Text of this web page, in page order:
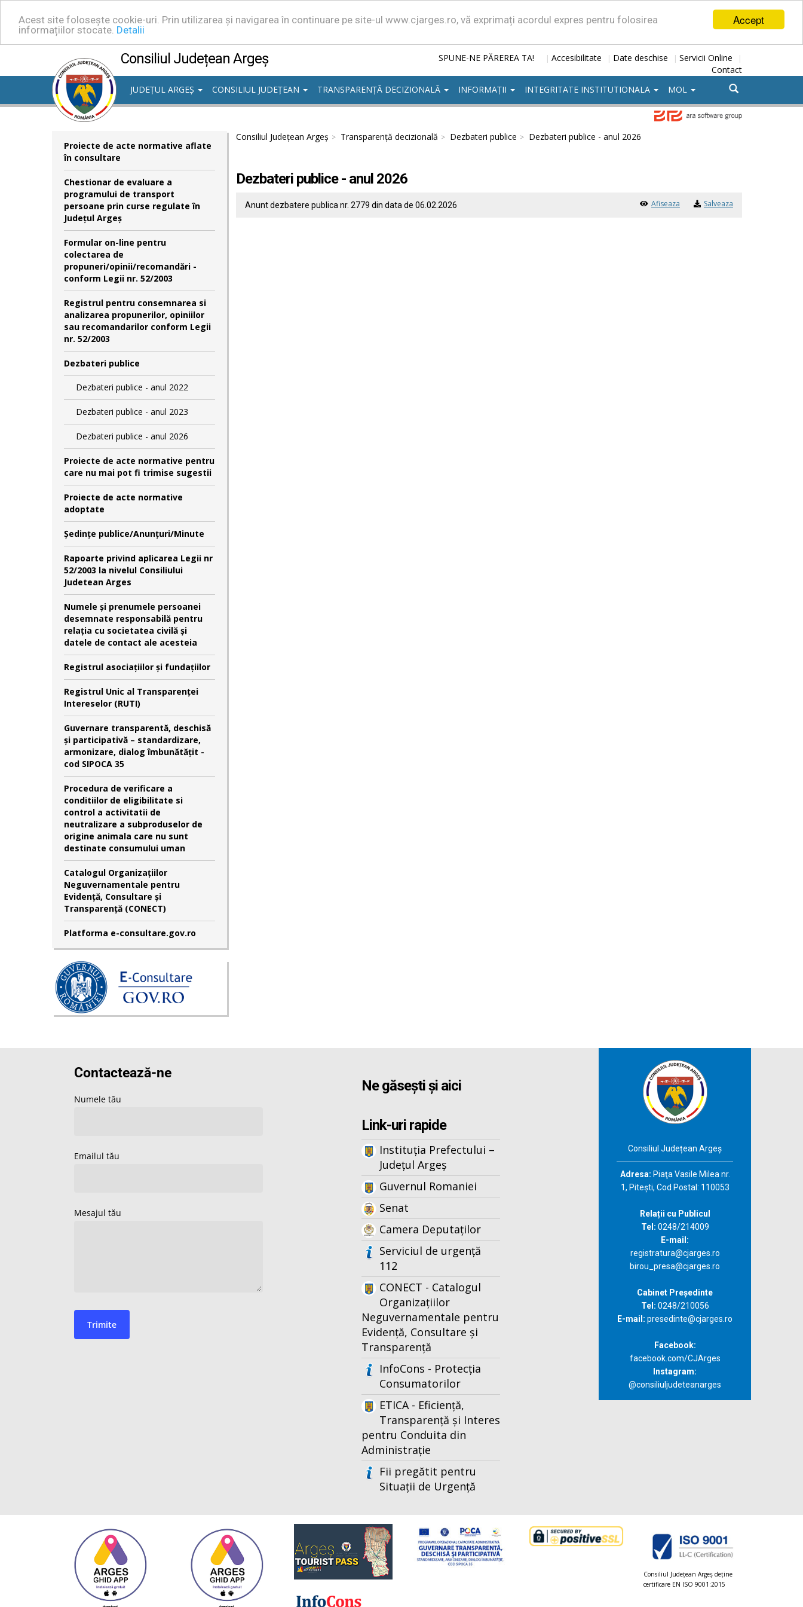
Accept
Acest site folosește cookie-uri. Prin utilizarea și navigarea în continuare pe site-ul www.cjarges.ro, vă exprimați acordul expres pentru folosirea
informațiilor stocate. Detalii
Consiliul Județean Argeș SPUNE-NE PĂREREA TA! | Accesibilitate | Date deschise | Servicii Online |
Contact
JUDEȚUL ARGEȘ
CONSILIUL JUDEȚEAN TRANSPARENȚĂ DECIZIONALĂ INFORMAȚII INTEGRITATE INSTITUTIONALA MOL
Proiecte de acte normative aflate
în consultare
Chestionar de evaluare a
programului de transport
persoane prin curse regulate în
Județul Argeș
Formular on-line pentru
colectarea de
propuneri/opinii/recomandări -
conform Legii nr. 52/2003
Registrul pentru consemnarea si
analizarea propunerilor, opiniilor
sau recomandarilor conform Legii
nr. 52/2003
Dezbateri publice
Dezbateri publice - anul 2022
Dezbateri publice - anul 2023
Dezbateri publice - anul 2026
Proiecte de acte normative pentru
care nu mai pot fi trimise sugestii
Proiecte de acte normative
adoptate
Şedinţe publice/Anunţuri/Minute
Rapoarte privind aplicarea Legii nr
52/2003 la nivelul Consiliului
Judetean Arges
Numele şi prenumele persoanei
desemnate responsabilă pentru
relaţia cu societatea civilă şi
datele de contact ale acesteia
Registrul asociațiilor și fundațiilor
Registrul Unic al Transparenței
Intereselor (RUTI)
Guvernare transparentă, deschisă
și participativă – standardizare,
armonizare, dialog îmbunătățit -
cod SIPOCA 35
Procedura de verificare a
conditiilor de eligibilitate si
control a activitatii de
neutralizare a subproduselor de
origine animala care nu sunt
destinate consumului uman
Catalogul Organizațiilor
Neguvernamentale pentru
Evidență, Consultare și
Transparență (CONECT)
Platforma e-consultare.gov.ro
Consiliul Județean Argeș Transparență decizională Dezbateri publice Dezbateri publice - anul 2026
Dezbateri publice - anul 2026
Anunt dezbatere publica nr. 2779 din data de 06.02.2026 Afiseaza Salveaza
Ne găsești și aici
Link-uri rapide
Instituția Prefectului –
Județul Argeș
Guvernul Romaniei
Senat
Camera Deputaților
Serviciul de urgență
112
CONECT - Catalogul
Organizațiilor
Neguvernamentale pentru
Evidență, Consultare și
Transparență
InfoCons - Protecția
Consumatorilor
ETICA - Eficiență,
Transparență și Interes
pentru Conduita din
Administrație
Fii pregătit pentru
Situații de Urgență
Consiliul Județean Argeș
Adresa: Piaţa Vasile Milea nr.
1, Piteşti, Cod Postal: 110053
Relații cu Publicul
Tel: 0248/214009
E-mail:
registratura@cjarges.ro
birou_presa@cjarges.ro
Cabinet Președinte
Tel: 0248/210056
E-mail: presedinte@cjarges.ro
Facebook:
facebook.com/CJArges
Instagram:
@consiliuljudeteanarges
Consiliul Judeţean Argeș deţine
certificare EN ISO 9001:2015